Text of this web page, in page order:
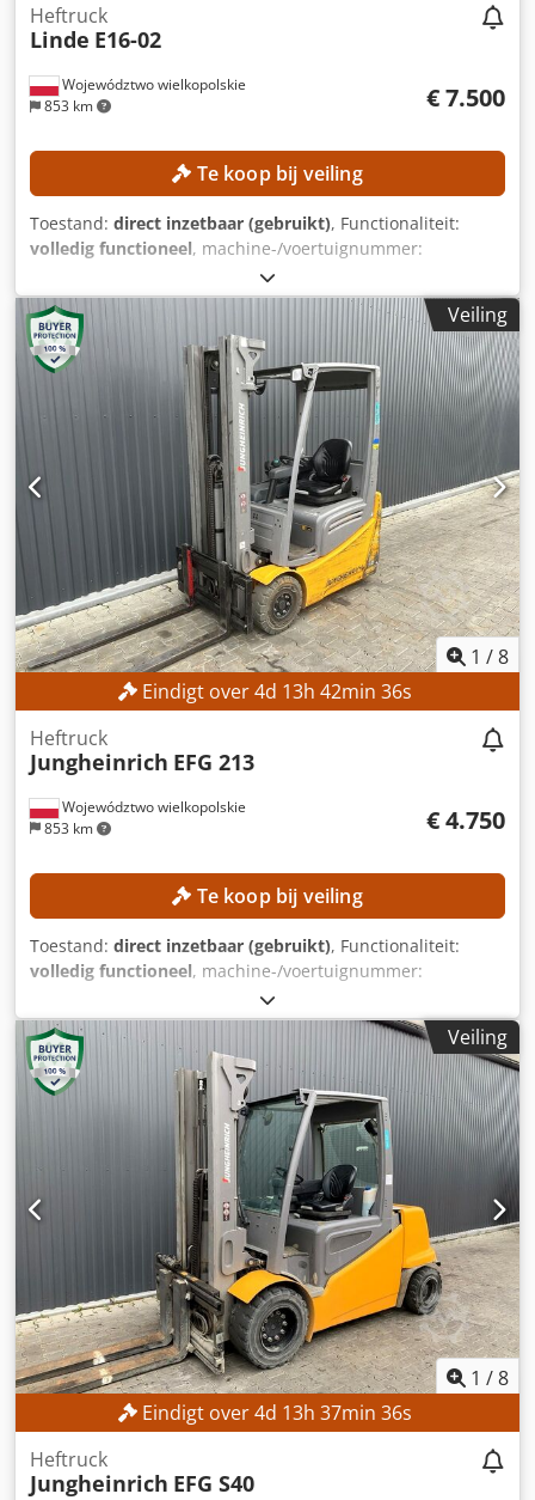
Województwo wielkopolskie
853 km
Heftruck
Linde E16-02
€ 7.500
Te koop bij veiling
Toestand: direct inzetbaar (gebruikt), Functionaliteit:
volledig functioneel, machine-/voertuignummer:
2017
hefhoogte:4.625 mm, vrije hefhoogte:1.500 mm,
bouwhoogte:
zijverschuiving
, Geen
minimumprijs – gegarandeerde verkoop tegen het hoogste
bod! TECHNISCHE GEGEVENS Hefhoogte: 4.625 mm
Bouwhoogte: 2.121 mm Vrije hefhoogte: 1.500 mm
MACHINEGEGEVENS Masttype: Triplexmast met vrije
hefhoogte Batterijspanning: 48 V Batterijcapaciteit: 585 Ah
Crsdpezrlwijfx Ag Uef Banden: nieuw Operationele uren:
5.612 uur UITRUSTING Cabine Batterij Lader Zijschuiver
Externe referentie: SL11370SP
Veiling
1 /8
Eindigt over4d 13h 42min 35s
Województwo wielkopolskie
853 km
Heftruck
Jungheinrich EFG 213
€ 4.750
Te koop bij veiling
Toestand: direct inzetbaar (gebruikt), Functionaliteit:
volledig functioneel, machine-/voertuignummer:
, bedrijfsturen:
hefhoogte:4.700 mm, vrije hefhoogte:1.535 mm,
masttype:
triplex , bouwhoogte: 2.125 mm
, Uitrusting:
zijverschuiving
, Geen minimumprijs – gegarandeerde
verkoop tegen het hoogste bod! TECHNISCHE
SPECIFICATIES Heelhoogte: 4.700 mm Bouwhoogte: 2.125
mm Vrije hefhoogte: 1.535 mm MACHINEGEGEVENS
Masttype: Triplexmast met vrije hefhoogte
Batterijspanning: 48 V Batterijcapaciteit: 500 Ah
Bedrijfsuren: 17.268 uur UITVOERING Zijdelingse
verschuiving Crjdpfx Aszrlv Eog Ujf Batterij Lader Externe
referentie: SL12191SP
Veiling
1 /8
Eindigt over4d 13h 37min 35s
Heftruck
Jungheinrich EFG S40